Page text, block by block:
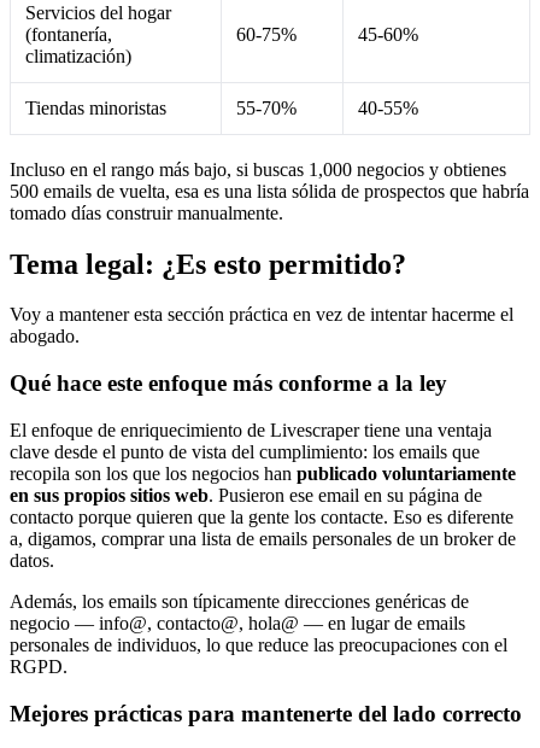
Servicios del hogar
(fontanería,
climatización)
60-75% 45-60%
Tiendas minoristas 55-70% 40-55%
Incluso en el rango más bajo, si buscas 1,000 negocios y obtienes
500 emails de vuelta, esa es una lista sólida de prospectos que habría
tomado días construir manualmente.
Tema legal: ¿Es esto permitido?
Voy a mantener esta sección práctica en vez de intentar hacerme el
abogado.
Qué hace este enfoque más conforme a la ley
El enfoque de enriquecimiento de Livescraper tiene una ventaja
clave desde el punto de vista del cumplimiento: los emails que
recopila son los que los negocios han publicado voluntariamente
en sus propios sitios web. Pusieron ese email en su página de
contacto porque quieren que la gente los contacte. Eso es diferente
a, digamos, comprar una lista de emails personales de un broker de
datos.
Además, los emails son típicamente direcciones genéricas de
negocio — info@, contacto@, hola@ — en lugar de emails
personales de individuos, lo que reduce las preocupaciones con el
RGPD.
Mejores prácticas para mantenerte del lado correcto